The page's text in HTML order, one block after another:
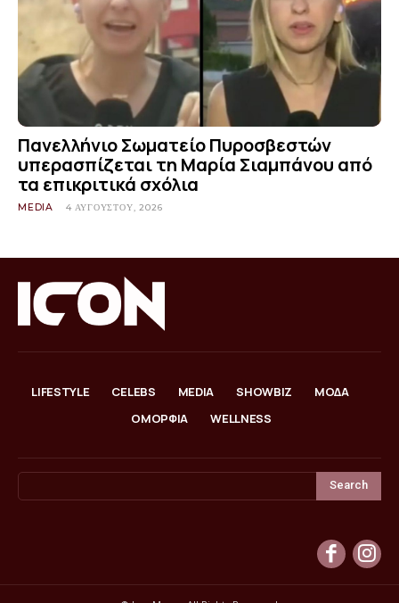
Πανελλήνιο Σωματείο Πυροσβεστών
υπερασπίζεται τη Μαρία Σιαμπάνου από
τα επικριτικά σχόλια
MEDIA 4 ΑΥΓΟΎΣΤΟΥ, 2026
LIFESTYLE CELEBS MEDIA SHOWBIZ
ΜΟΔΑ
ΟΜΟΡΦΙΑ
WELLNESS
Search